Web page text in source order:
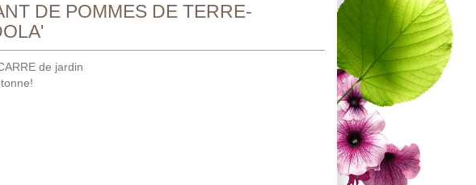
DE POMMES DE TERRE-
de jardin